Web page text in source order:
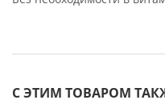
С ЭТИМ ТОВАРОМ